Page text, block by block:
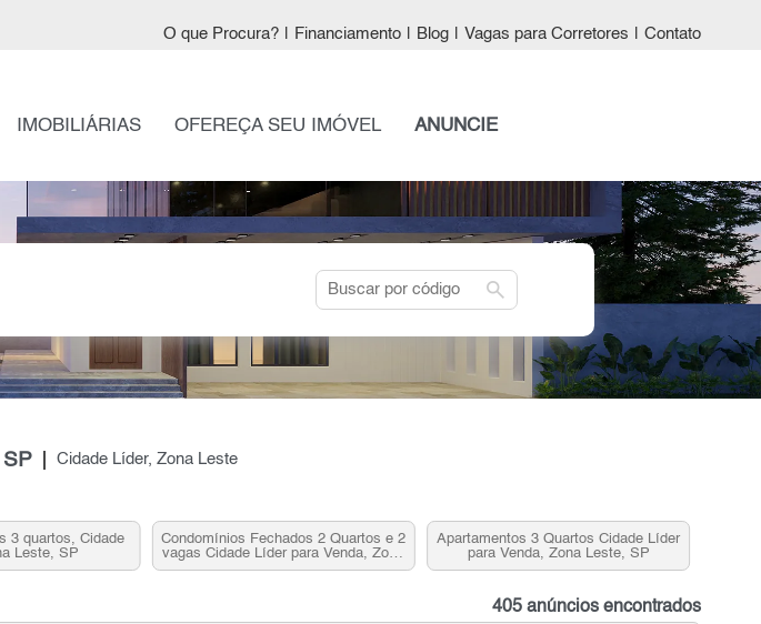
O que Procura? Financiamento Blog Vagas para Corretores Contato
IMOBILIÁRIAS OFEREÇA SEU IMÓVEL ANUNCIE
search
Cidade Líder, Zona Leste
3 quartos, Cidade
Leste, SP
Condomínios Fechados 2 Quartos e 2
vagas Cidade Líder para Venda, Zona
Leste, SP
Apartamentos 3 Quartos Cidade Líder
para Venda, Zona Leste, SP
405 anúncios encontrados